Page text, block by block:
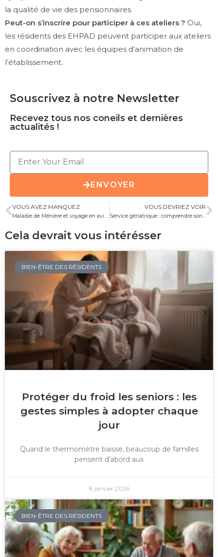
la qualité de vie des pensionnaires.
Peut-on s’inscrire pour participer à ces ateliers ? Oui,
les résidents des EHPAD peuvent participer aux ateliers
en coordination avec les équipes d’animation de
l’établissement.
Souscrivez à notre Newsletter
Recevez tous nos coneils et dernières
actualités !
ENVOYER
VOUS AVEZ MANQUEZ
Maladie de Ménière et voyage en avion : conseils pour un vol serein
VOUS DEVRIEZ VOIR
Service gériatrique : comprendre son fonctionnement et ses enjeux
Cela devrait vous intérésser
BIEN-ÊTRE DES RÉSIDENTS
Protéger du froid les seniors : les
gestes simples à adopter chaque
jour
Quand le thermomètre baisse, beaucoup de familles
pensent d’abord aux
8 janvier 2026
BIEN-ÊTRE DES RÉSIDENTS